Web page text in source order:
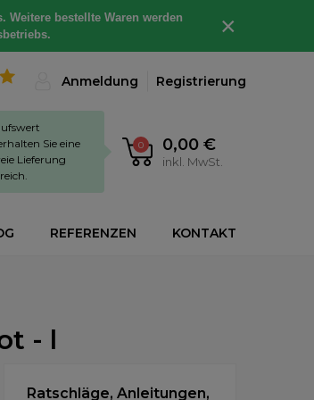
bestellte Waren werden
×
Anmeldung Registrierung
0 0,00 €
inkl. MwSt.
Sie eine
Lieferung
REFERENZEN KONTAKT
- l
Ratschläge, Anleitungen,